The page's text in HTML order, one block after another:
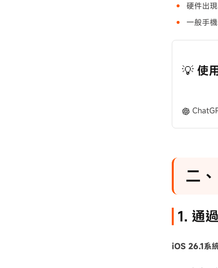
硬件出
一般手
💡 使
二
1. 通
iOS 26.1系